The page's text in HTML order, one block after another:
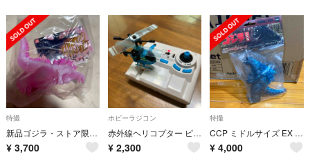
特撮
新品ゴジラ・ストア限定 JAPAN GODZILLA ゴジラ（2023）桜カラー
¥ 3,700
ホビーラジコン
赤外線ヘリコプター ピコファルコン
¥ 2,300
特撮
CCP ミドルサイズ EX 第5弾 ゴジラ（2001）ゴジラブルー【未開封】
¥ 4,000